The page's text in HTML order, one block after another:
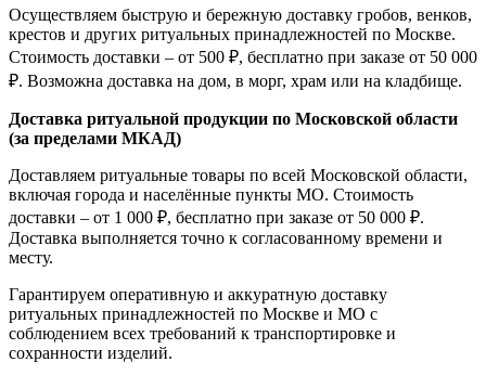
Осуществляем быструю и бережную доставку гробов, венков,
крестов и других ритуальных принадлежностей по Москве.
Стоимость доставки – от 500 ₽, бесплатно при заказе от 50 000
₽. Возможна доставка на дом, в морг, храм или на кладбище.
Доставка ритуальной продукции по Московской области
(за пределами МКАД)
Доставляем ритуальные товары по всей Московской области,
включая города и населённые пункты МО. Стоимость
доставки – от 1 000 ₽, бесплатно при заказе от 50 000 ₽.
Доставка выполняется точно к согласованному времени и
месту.
Гарантируем оперативную и аккуратную доставку
ритуальных принадлежностей по Москве и МО с
соблюдением всех требований к транспортировке и
сохранности изделий.